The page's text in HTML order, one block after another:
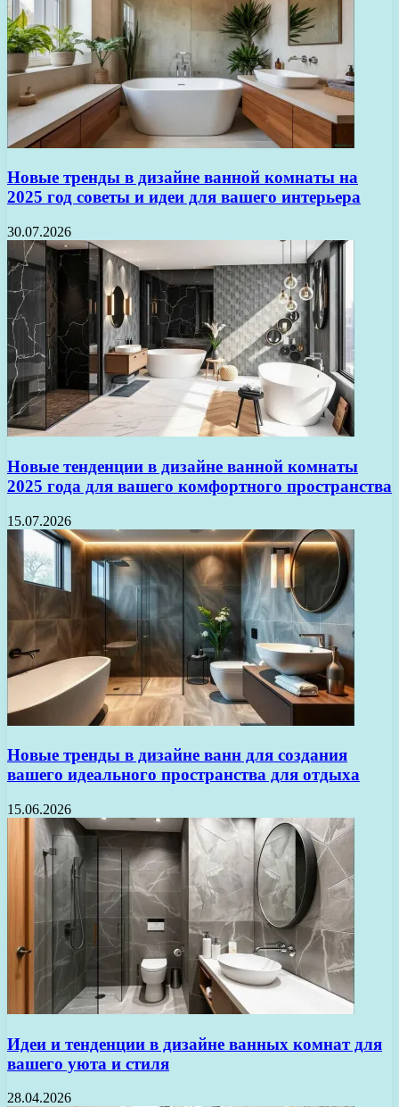
Новые тренды в дизайне ванной комнаты на
2025 год советы и идеи для вашего интерьера
30.07.2026
Новые тенденции в дизайне ванной комнаты
2025 года для вашего комфортного пространства
15.07.2026
Новые тренды в дизайне ванн для создания
вашего идеального пространства для отдыха
15.06.2026
Идеи и тенденции в дизайне ванных комнат для
вашего уюта и стиля
28.04.2026